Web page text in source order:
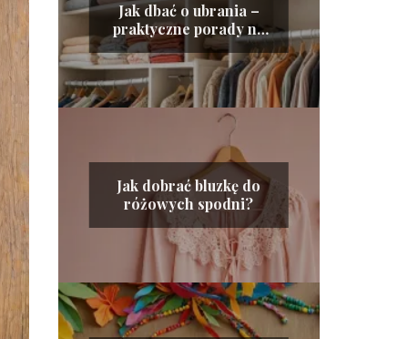
Jak dbać o ubrania –
praktyczne porady na
długowieczność
garderoby
Jak dobrać bluzkę do
różowych spodni?